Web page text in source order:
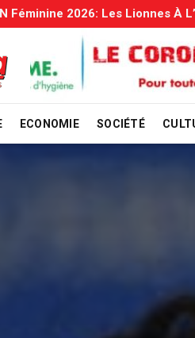
ECONOMIE SOCIÉTÉ
Familiales: Le